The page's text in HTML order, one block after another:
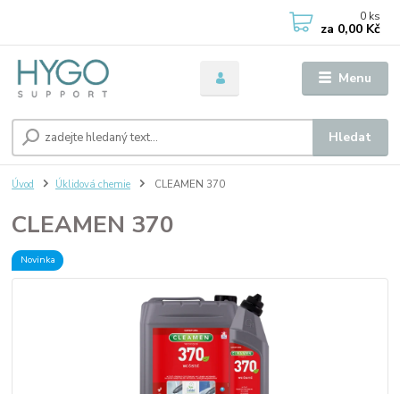
Menu
Hledat
0 ks
za 0,00 Kč
Úvod Úklidová chemie CLEAMEN 370
CLEAMEN 370
Novinka